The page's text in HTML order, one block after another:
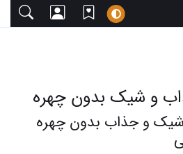
و شیک بدون چهره
شیک و جذاب بدون چهره